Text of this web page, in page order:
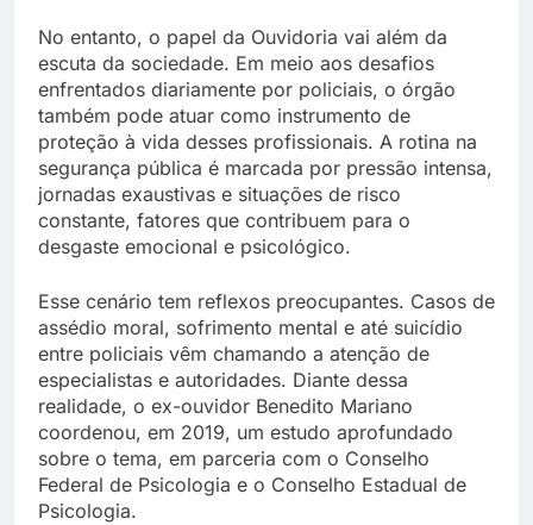
No entanto, o papel da Ouvidoria vai além da
escuta da sociedade. Em meio aos desafios
enfrentados diariamente por policiais, o órgão
também pode atuar como instrumento de
proteção à vida desses profissionais. A rotina na
segurança pública é marcada por pressão intensa,
jornadas exaustivas e situações de risco
constante, fatores que contribuem para o
desgaste emocional e psicológico.
Esse cenário tem reflexos preocupantes. Casos de
assédio moral, sofrimento mental e até suicídio
entre policiais vêm chamando a atenção de
especialistas e autoridades. Diante dessa
realidade, o ex-ouvidor Benedito Mariano
coordenou, em 2019, um estudo aprofundado
sobre o tema, em parceria com o Conselho
Federal de Psicologia e o Conselho Estadual de
Psicologia.